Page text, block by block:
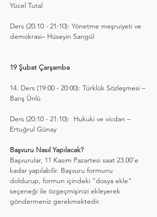
Yücel Tutal
Ders (20:10 - 21:10): Yönetme meşruiyeti ve
demokrasi– Hüseyin Sarıgül
19 Şubat Çarşamba
14. Ders (19:00 - 20:00): Türklük Sözleşmesi –
Barış Ünlü
Ders (20:10 - 21:10):  Hukuki ve vicdan –
Ertuğrul Günay
Başvuru Nasıl Yapılacak?
Başvurular, 11 Kasım Pazartesi saat 23.00’e
kadar yapılabilir. Başvuru formunu
doldurup, formun içindeki "dosya ekle"
seçeneği ile özgeçmişinizi ekleyerek
göndermeniz gerekmektedir.